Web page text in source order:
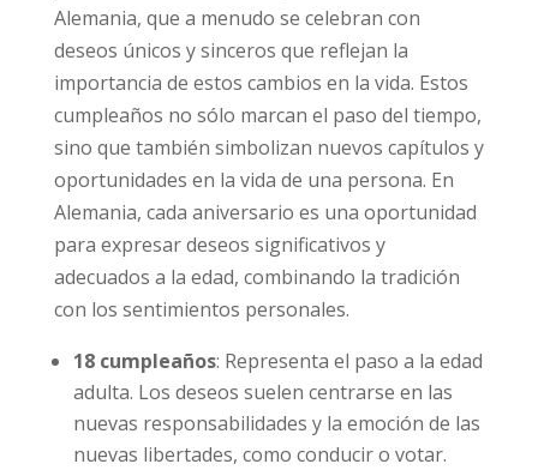
Alemania, que a menudo se celebran con
deseos únicos y sinceros que reflejan la
importancia de estos cambios en la vida. Estos
cumpleaños no sólo marcan el paso del tiempo,
sino que también simbolizan nuevos capítulos y
oportunidades en la vida de una persona. En
Alemania, cada aniversario es una oportunidad
para expresar deseos significativos y
adecuados a la edad, combinando la tradición
con los sentimientos personales.
18 cumpleaños: Representa el paso a la edad
adulta. Los deseos suelen centrarse en las
nuevas responsabilidades y la emoción de las
nuevas libertades, como conducir o votar.